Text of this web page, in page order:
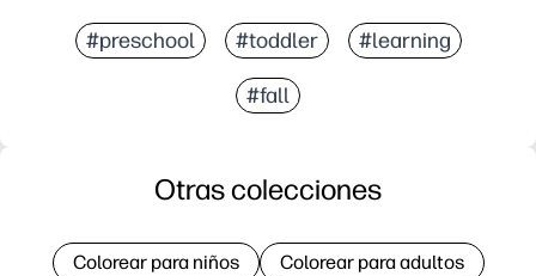
#preschool #toddler #learning
#fall
Otras colecciones
Colorear para niños Colorear para adultos